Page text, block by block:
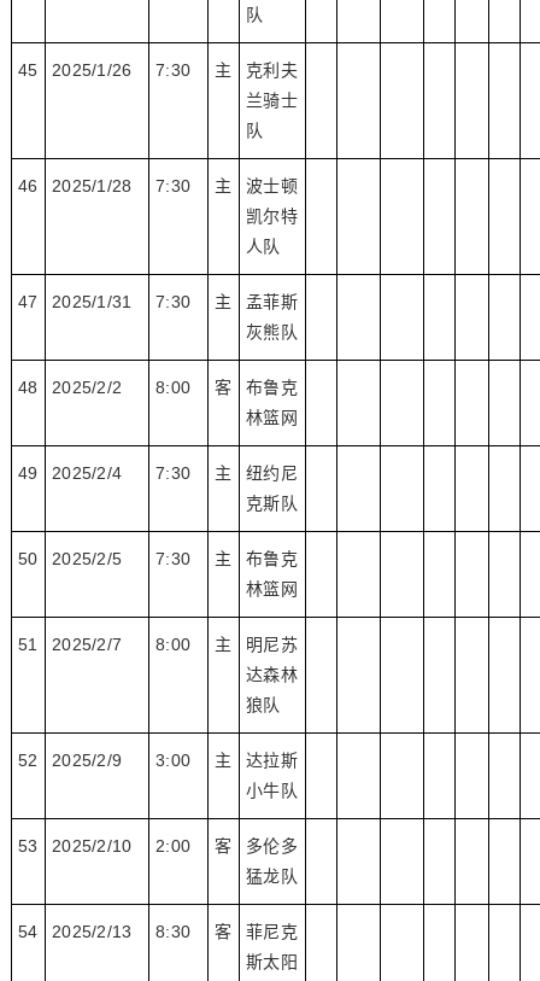
队
45 2025/1/26 7:30 主
克利夫
兰骑士
队
46 2025/1/28 7:30 主
波士顿
凯尔特
人队
47 2025/1/31 7:30 主
孟菲斯
灰熊队
48 2025/2/2 8:00 客
布鲁克
林篮网
49 2025/2/4 7:30 主
纽约尼
克斯队
50 2025/2/5 7:30 主
布鲁克
林篮网
51 2025/2/7 8:00 主
明尼苏
达森林
狼队
52 2025/2/9 3:00 主
达拉斯
小牛队
53 2025/2/10 2:00 客
多伦多
猛龙队
54 2025/2/13 8:30 客
菲尼克
斯太阳